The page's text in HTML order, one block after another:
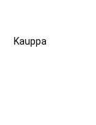
Kauppa